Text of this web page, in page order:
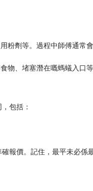
粉劑等。過程中師傅通常
物、堵塞潛在嘅螞蟻入口等
包括：
報價。記住，最平未必係